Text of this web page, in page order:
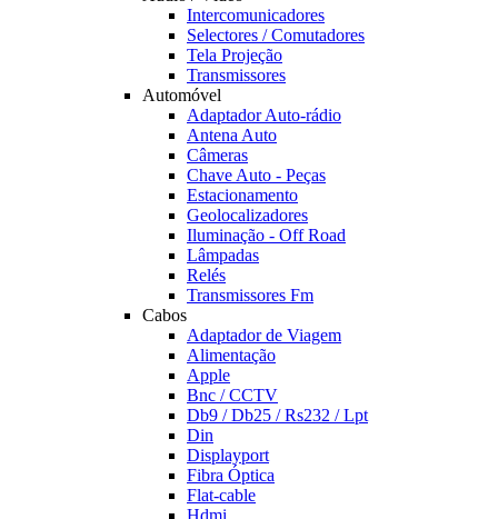
Intercomunicadores
Selectores / Comutadores
Tela Projeção
Transmissores
Automóvel
Adaptador Auto-rádio
Antena Auto
Câmeras
Chave Auto - Peças
Estacionamento
Geolocalizadores
Iluminação - Off Road
Lâmpadas
Relés
Transmissores Fm
Cabos
Adaptador de Viagem
Alimentação
Apple
Bnc / CCTV
Db9 / Db25 / Rs232 / Lpt
Din
Displayport
Fibra Óptica
Flat-cable
Hdmi